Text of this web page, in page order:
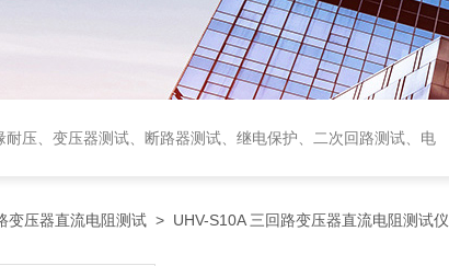
压、变压器测试、断路器测试、继电保护、二次回路测试、电
变压器直流电阻测试 > UHV-S10A 三回路变压器直流电阻测试仪